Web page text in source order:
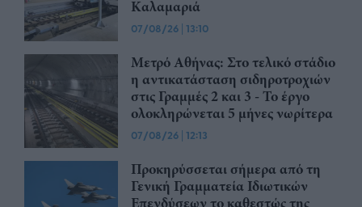
Καλαμαριά
07/08/26 | 13:10
Μετρό Αθήνας: Στο τελικό στάδιο
η αντικατάσταση σιδηροτροχιών
στις Γραμμές 2 και 3 - Το έργο
ολοκληρώνεται 5 μήνες νωρίτερα
07/08/26 | 12:13
Προκηρύσσεται σήμερα από τη
Γενική Γραμματεία Ιδιωτικών
Επενδύσεων το καθεστώς της